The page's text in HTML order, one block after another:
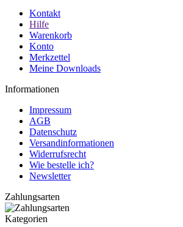
Kontakt
Hilfe
Warenkorb
Konto
Merkzettel
Meine Downloads
Informationen
Impressum
AGB
Datenschutz
Versandinformationen
Widerrufsrecht
Wie bestelle ich?
Newsletter
Zahlungsarten
Kategorien